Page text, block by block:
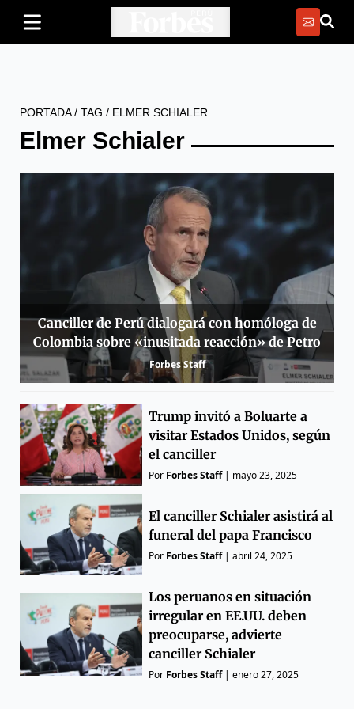
PORTADA/ TAG / ELMER SCHIALER
Elmer Schialer
Canciller de Perú dialogará con homóloga de
Colombia sobre «inusitada reacción» de Petro
Forbes Staff
Trump invitó a Boluarte a
visitar Estados Unidos, según
el canciller
Por Forbes Staff| mayo 23, 2025
El canciller Schialer asistirá al
funeral del papa Francisco
Por Forbes Staff|abril 24, 2025
Los peruanos en situación
irregular en EE.UU. deben
preocuparse, advierte
canciller Schialer
Por Forbes Staff|enero 27, 2025